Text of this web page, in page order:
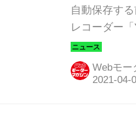
自動保存す
レコーダー
売する。価格
Webモー